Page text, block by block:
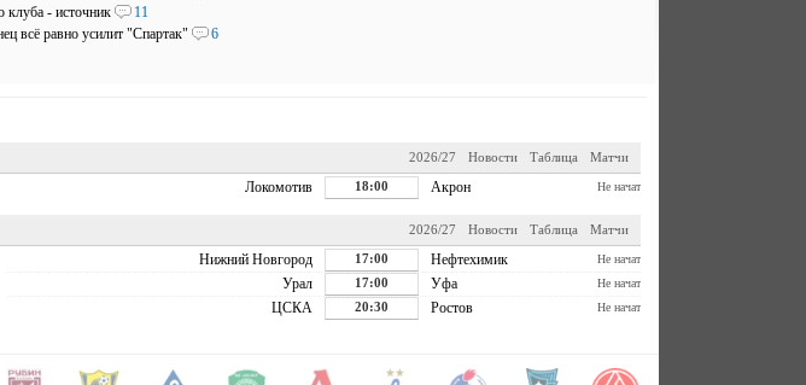
клуба - источник
11
всё равно усилит "Спартак"
6
Матчи
Таблица
Новости
2026/27
Локомотив 18:00 Акрон Не начат
Матчи
Таблица
Новости
2026/27
Нижний Новгород 17:00 Нефтехимик Не начат
Урал 17:00 Уфа Не начат
ЦСКА 20:30 Ростов Не начат